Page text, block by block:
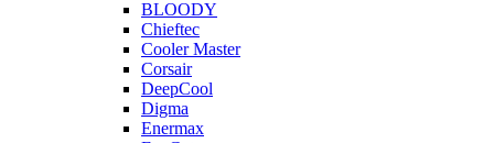
BLOODY
Chieftec
Cooler Master
Corsair
DeepCool
Digma
Enermax